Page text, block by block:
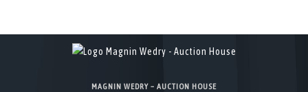
MAGNIN WEDRY – AUCTION HOUSE